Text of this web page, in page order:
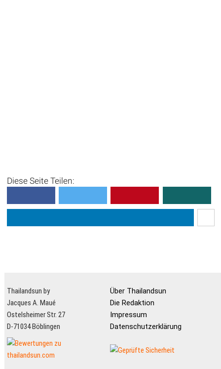
Diese Seite Teilen:
Thailandsun by
Jacques A. Maué
Ostelsheimer Str. 27
D-71034 Böblingen
Über Thailandsun
Die Redaktion
Impressum
Datenschutzerklärung